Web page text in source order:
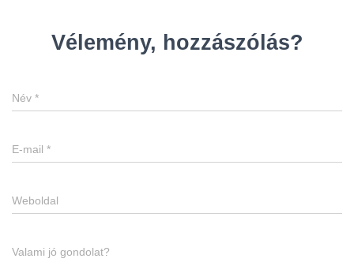
Vélemény, hozzászólás?
Név *
E-mail *
Weboldal
Valami jó gondolat?